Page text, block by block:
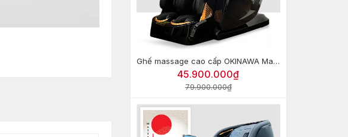
Ghế massage cao cấp OKINAWA Majestic Monarch OS-500
45.900.000₫
79.900.000₫